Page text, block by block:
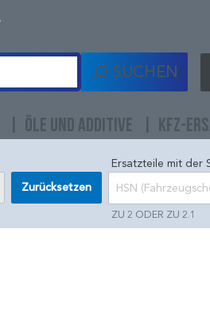
SUCHEN
ÖLE UND ADDITIVE KFZ-
Zurücksetzen
Ersatzteile mit der
ZU 2 ODER ZU 2.1